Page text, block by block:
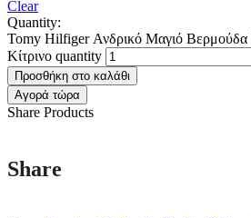
Clear
Quantity:
Tomy Hilfiger Ανδρικό Μαγιό
Κίτρινο quantity
Προσθήκη στο καλάθι
Αγορά τώρα
Share Products
Share